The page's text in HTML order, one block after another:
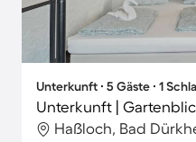
Unterkunft ∙ 5 Gäste ∙ 1
Unterkunft |
Haßloch, Bad